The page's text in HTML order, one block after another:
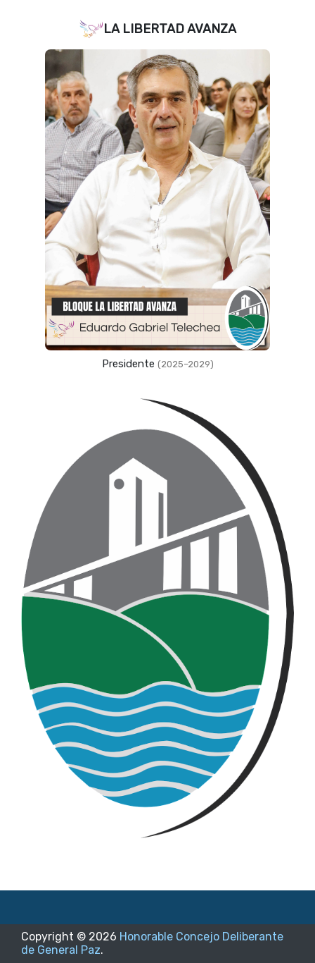
LA LIBERTAD AVANZA
Presidente (2025–2029)
Copyright © 2026 Honorable Concejo Deliberante
de General Paz.